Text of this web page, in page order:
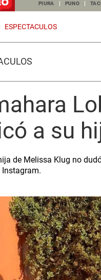
PIURA PUNO
ESPECTACULOS
a su
de Melissa Klug no